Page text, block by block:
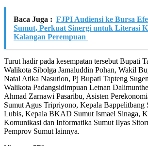
Baca Juga : FJPI Audiensi ke Bursa
Sumut, Perkuat Sinergi untuk Literasi
Kalangan Perempuan
Turut hadir pada kesempatan tersebut Bupati
Walikota Sibolga Jamaluddin Pohan, Wakil
Natal Atika Nasution, Pj Bupati Tapteng
Walikota Padangsidimpuan Letnan
Ahmad Zarnawi Pasaribu, Asisten
Sumut Agus Tripriyono, Kepala Bappelitbang
Lubis, Kepala BKAD Sumut Ismael Sinaga,
Komunikasi dan Informatika Sumut Ilyas
Pemprov Sumut lainnya.